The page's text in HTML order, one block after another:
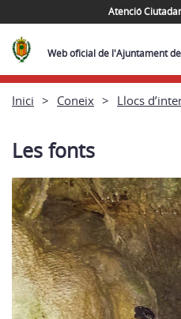
Atenció
Web oficial de l'Ajuntament
Inici Coneix Llocs
Les fonts